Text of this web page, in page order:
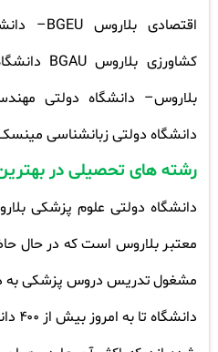
اقتصادی بلاروسBGEU
–
کشاورزی بلاروسBGAU
بلاروس– دانشگاه دولتی
دانشگاه دولتی زبانشناسی
رشته های تحصیلی در
دانشگاه دولتی علوم پزشکی
مشغول تدریس دروس پزشکی به